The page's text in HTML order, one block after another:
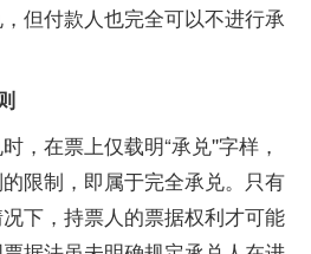
但付款人也完全可以不进行承
在票上仅载明“承兑''字样，
限制，即属于完全承兑。只有
下，持票人的票据权利才可能